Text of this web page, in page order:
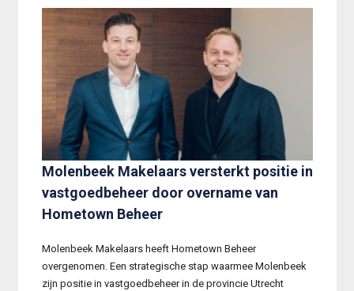
Molenbeek Makelaars versterkt positie in
vastgoedbeheer door overname van
Hometown Beheer
Molenbeek Makelaars heeft Hometown Beheer
overgenomen. Een strategische stap waarmee Molenbeek
zijn positie in vastgoedbeheer in de provincie Utrecht